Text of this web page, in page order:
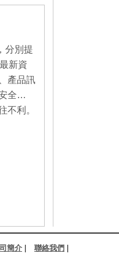
分別提
新資
產品訊
全…
不利。
簡介 聯絡我們